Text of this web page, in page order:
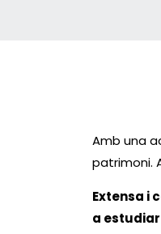
Amb una
patrimoni.
Extensa i
a estudiar